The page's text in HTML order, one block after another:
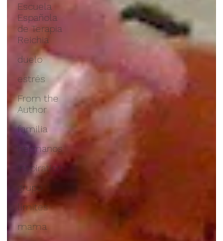
Escuela
Española
de Terapia
Reichia
duelo
estrés
From the
Author
familia
hermanos
Inspiration
grupo
límites
mama